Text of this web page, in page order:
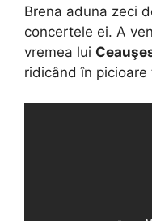
Brena aduna zeci
concertele ei. A
vremea lui
ridicând în picioare